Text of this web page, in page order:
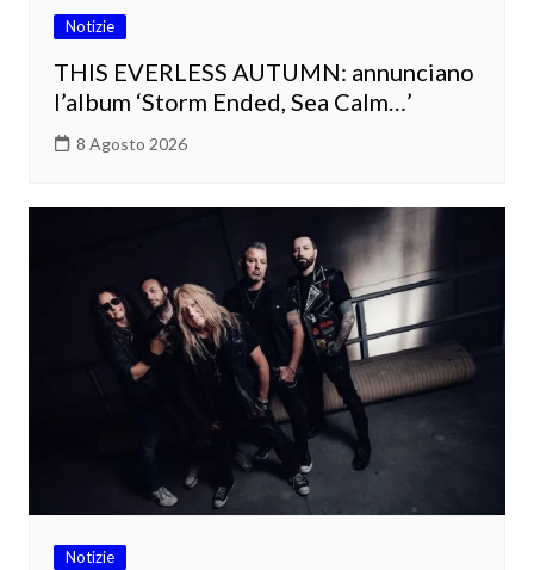
Notizie
THIS EVERLESS AUTUMN: annunciano
l’album ‘Storm Ended, Sea Calm…’
8 Agosto 2026
Notizie